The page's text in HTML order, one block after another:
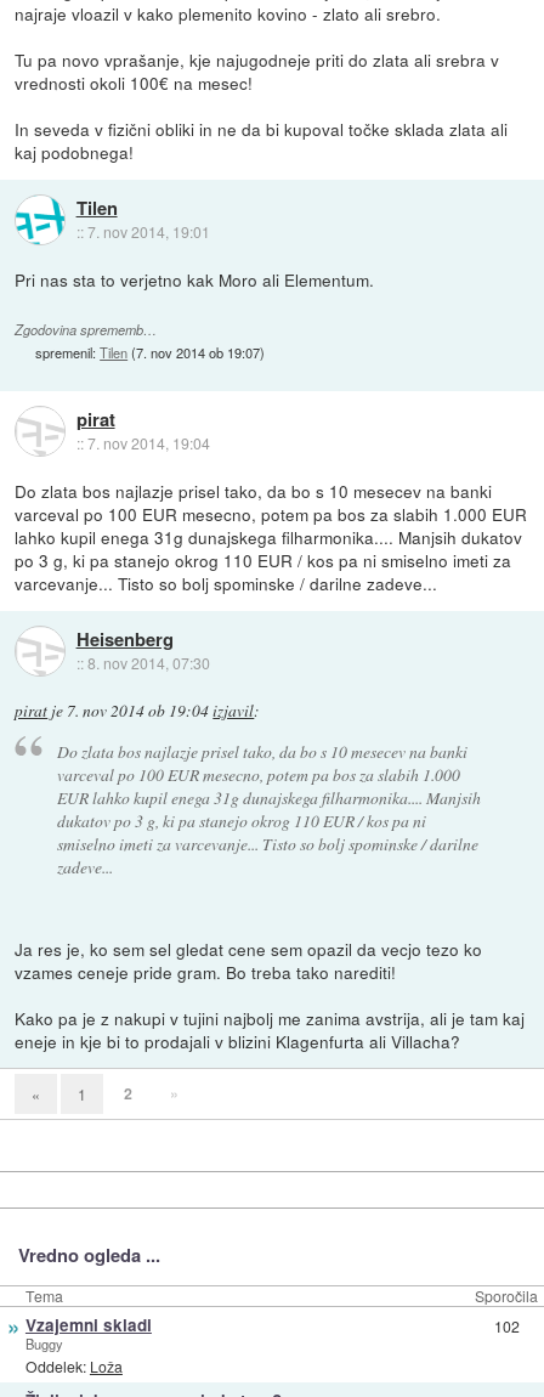
najraje vloazil v kako plemenito kovino - zlato ali srebro.
Tu pa novo vprašanje, kje najugodneje priti do zlata ali srebra v
vrednosti okoli 100€ na mesec!
In seveda v fizični obliki in ne da bi kupoval točke sklada zlata ali
kaj podobnega!
Tilen
::7. nov 2014, 19:01
Pri nas sta to verjetno kak Moro ali Elementum.
Zgodovina sprememb…
spremenil:Tilen(7. nov 2014 ob 19:07)
pirat
::7. nov 2014, 19:04
Do zlata bos najlazje prisel tako, da bo s 10 mesecev na banki
varceval po 100 EUR mesecno, potem pa bos za slabih 1.000 EUR
lahko kupil enega 31g dunajskega filharmonika.... Manjsih dukatov
po 3 g, ki pa stanejo okrog 110 EUR / kos pa ni smiselno imeti za
varcevanje... Tisto so bolj spominske / darilne zadeve...
Heisenberg
::8. nov 2014, 07:30
pirat je 7. nov 2014 ob 19:04izjavil:
Do zlata bos najlazje prisel tako, da bo s 10 mesecev na banki
varceval po 100 EUR mesecno, potem pa bos za slabih 1.000
EUR lahko kupil enega 31g dunajskega filharmonika.... Manjsih
dukatov po 3 g, ki pa stanejo okrog 110 EUR / kos pa ni
smiselno imeti za varcevanje... Tisto so bolj spominske / darilne
zadeve...
Ja res je, ko sem sel gledat cene sem opazil da vecjo tezo ko
vzames ceneje pride gram. Bo treba tako narediti!
Kako pa je z nakupi v tujini najbolj me zanima avstrija, ali je tam kaj
eneje in kje bi to prodajali v blizini Klagenfurta ali Villacha?
« 1 2 »
Vredno ogleda ...
Tema Sporočila
» Vzajemni skladi
Buggy
Oddelek: Loža
102